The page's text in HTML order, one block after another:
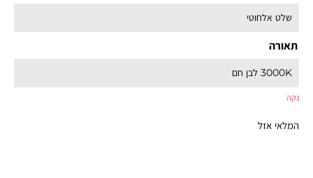
תאורה
נקה
המלאי אזל